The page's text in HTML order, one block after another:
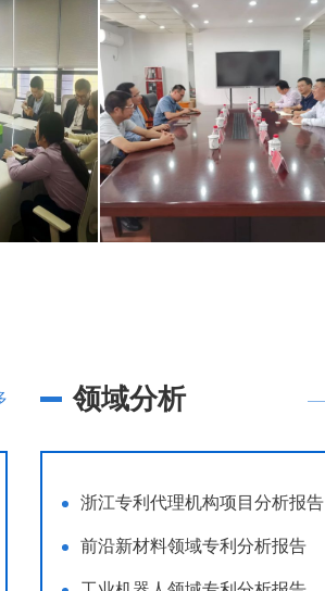
领域分析
浙江专利代理机构项目分析报告
前沿新材料领域专利分析报告